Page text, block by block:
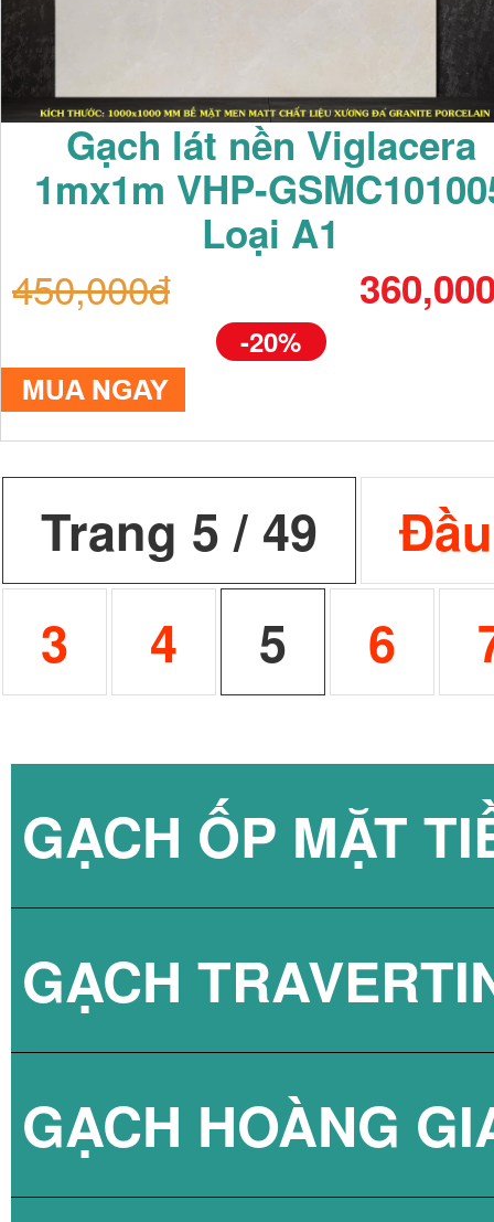
Gạch lát nền Viglacera
1mx1m VHP-
Loại A1
450,000đ
-20%
Trang 5 / 49
Đầu
3
4 5 6
GẠCH ỐP MẶT
GẠCH
GẠCH HOÀNG